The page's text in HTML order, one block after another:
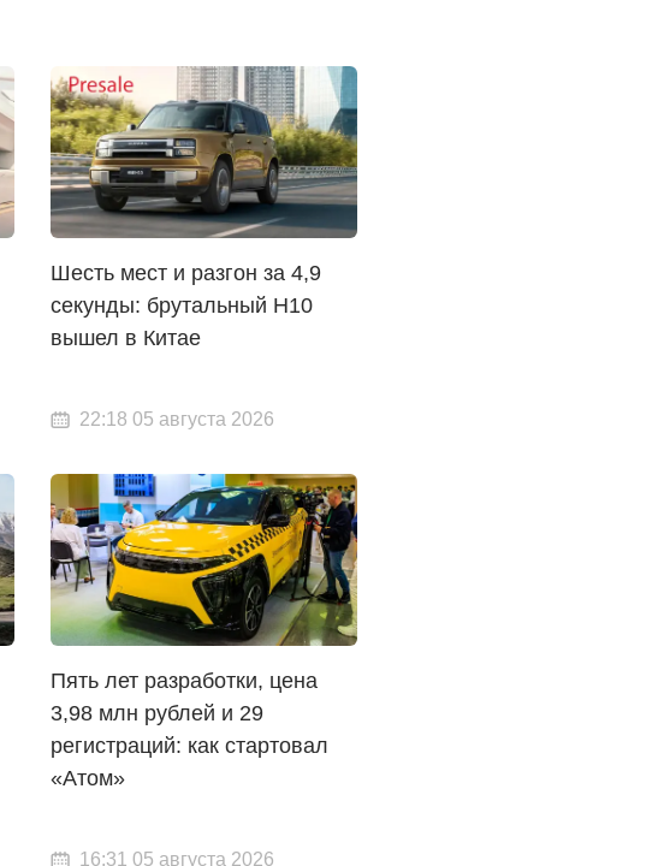
Шесть мест и разгон за 4,9
секунды: брутальный H10
вышел в Китае
22:18 05 августа 2026
Пять лет разработки, цена
3,98 млн рублей и 29
регистраций: как стартовал
«Атом»
16:31 05 августа 2026